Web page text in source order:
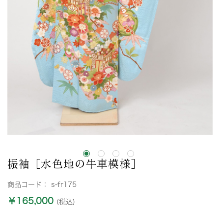
振袖［水色地の牛車模様］
商品コード： s-fr175
￥165,000 (税込)